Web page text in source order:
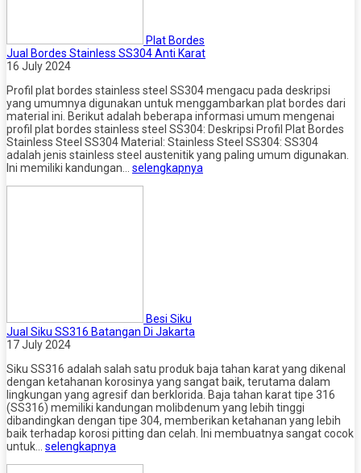
Plat Bordes
Jual Bordes Stainless SS304 Anti Karat
16 July 2024
Profil plat bordes stainless steel SS304 mengacu pada deskripsi
yang umumnya digunakan untuk menggambarkan plat bordes dari
material ini. Berikut adalah beberapa informasi umum mengenai
profil plat bordes stainless steel SS304: Deskripsi Profil Plat Bordes
Stainless Steel SS304 Material: Stainless Steel SS304: SS304
adalah jenis stainless steel austenitik yang paling umum digunakan.
Ini memiliki kandungan… selengkapnya
Besi Siku
Jual Siku SS316 Batangan Di Jakarta
17 July 2024
Siku SS316 adalah salah satu produk baja tahan karat yang dikenal
dengan ketahanan korosinya yang sangat baik, terutama dalam
lingkungan yang agresif dan berklorida. Baja tahan karat tipe 316
(SS316) memiliki kandungan molibdenum yang lebih tinggi
dibandingkan dengan tipe 304, memberikan ketahanan yang lebih
baik terhadap korosi pitting dan celah. Ini membuatnya sangat cocok
untuk… selengkapnya